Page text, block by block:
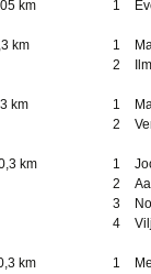
km 1
km 1
2
km 1
2
km 1
2
3
4
km 1